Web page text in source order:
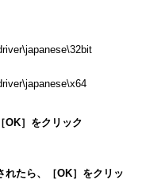
OK］をクリック
れたら、［OK］をクリッ